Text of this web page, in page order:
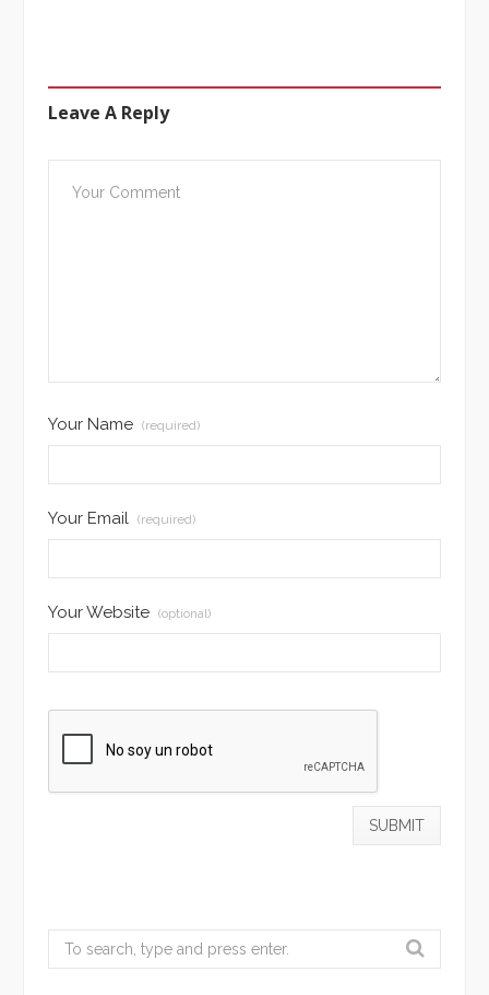
Leave A Reply
Your Name (required)
Your Email (required)
Your Website (optional)
Search
for: